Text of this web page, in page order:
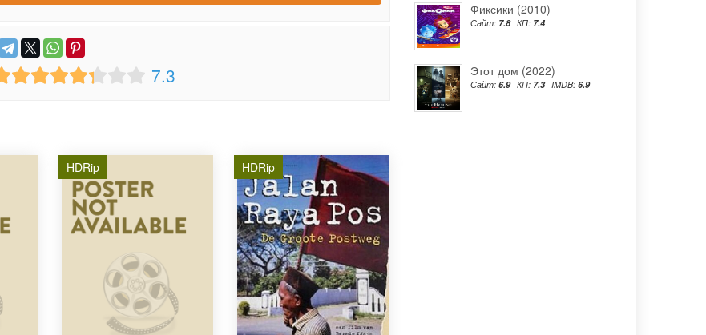
7.3
HDRip HDRip
Фиксики (2010)
Сайт: 7.8 КП: 7.4
Этот дом (2022)
Сайт: 6.9 КП: 7.3 IMDB: 6.9